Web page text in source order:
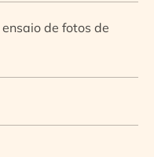
de fotos de